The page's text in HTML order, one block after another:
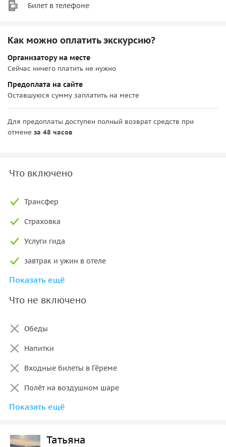
Билет в телефоне
Как можно оплатить экскурсию?
Организатору на месте
Сейчас ничего платить не нужно
Предоплата на сайте
Оставшуюся сумму заплатить на месте
Для предоплаты доступен полный возврат средств при
отмене за 48 часов
Что включено
Трансфер
Страховка
Услуги гида
завтрак и ужин в отеле
Вода в автобусе
Вход в подземный город
Показать ещё
Что не включено
Обеды
Напитки
Входные билеты в Гёреме
Полёт на воздушном шаре
Смотровая площадка для наблюдения за полётом на
Разница одноместного проживания 15 $
Показать ещё
Татьяна